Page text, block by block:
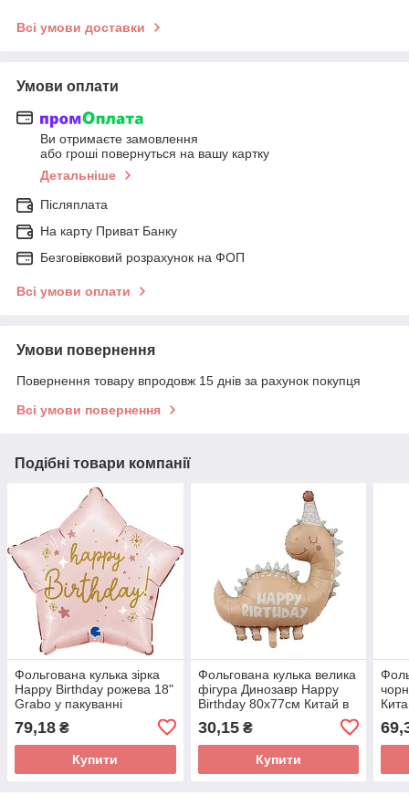
Всі умови доставки
Умови оплати
Ви отримаєте замовлення
або гроші повернуться на вашу картку
Детальніше
Післяплата
На карту Приват Банку
Безговівковий розрахунок на ФОП
Всі умови оплати
Умови повернення
Повернення товару впродовж 15 днів за рахунок покупця
Всі умови повернення
Подібні товари компанії
Фольгована кулька зірка
Happy Birthday рожева 18"
Grabo у пакуванні
79,18 ₴
Купити
Фольгована кулька велика
фігура Динозавр Happy
Birthday 80х77см Китай в
30,15₴
Купити